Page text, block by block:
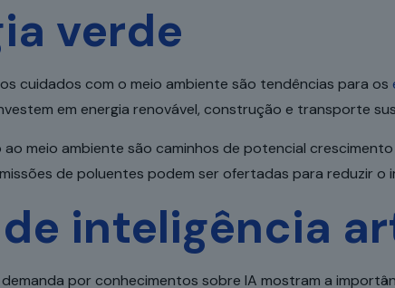
verde
cuidados com o meio ambiente são tendências para os
em energia renovável, construção e transporte
meio ambiente são caminhos de potencial
de poluentes podem ser ofertadas para reduzir
de inteligência
por conhecimentos sobre IA mostram a